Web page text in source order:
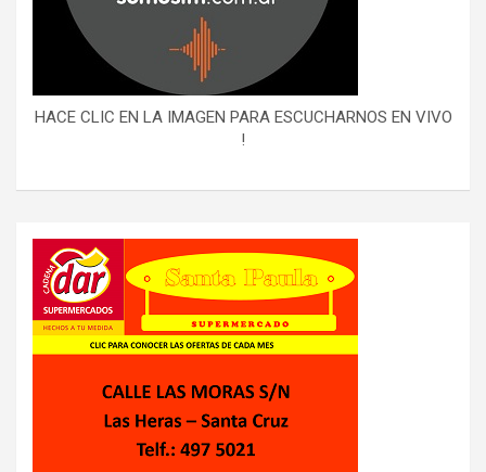
HACE CLIC EN LA IMAGEN PARA ESCUCHARNOS EN VIVO
!